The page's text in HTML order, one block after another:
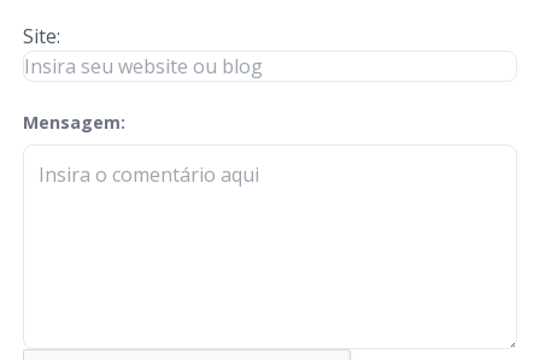
Site:
Mensagem:
check-terms